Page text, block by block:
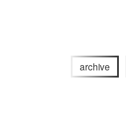
archive